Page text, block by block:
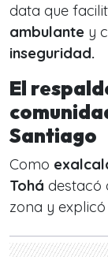
data que
ambulante y
inseguridad.
El
Santiago
Como
Tohá destacó
zona y